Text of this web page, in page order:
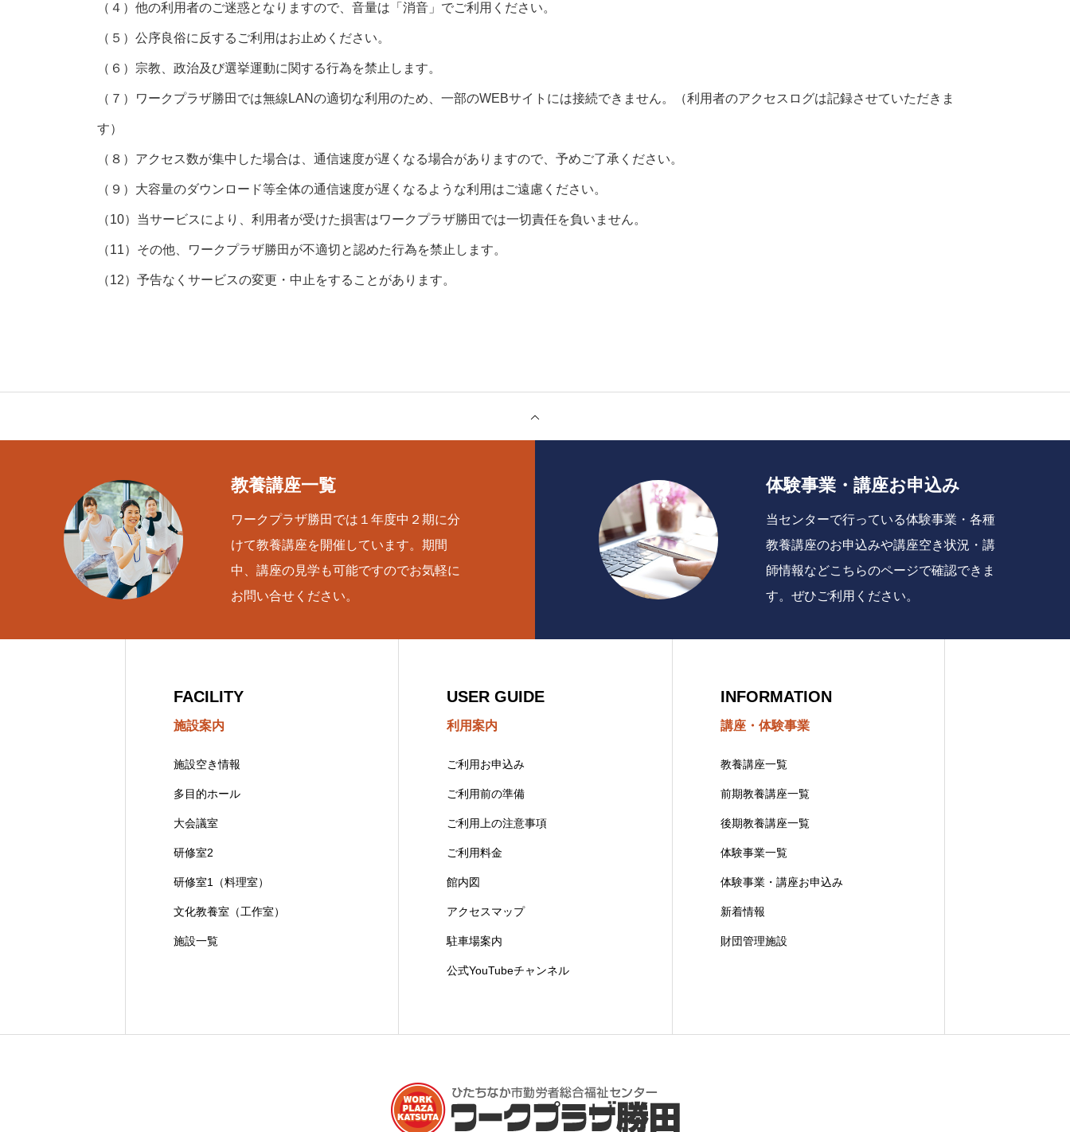
（４）他の利用者のご迷惑となりますので、音量は「消音」でご利用ください。
（５）公序良俗に反するご利用はお止めください。
（６）宗教、政治及び選挙運動に関する行為を禁止します。
（７）ワークプラザ勝田では無線LANの適切な利用のため、一部のWEBサイトには接続できません。（利用者のアクセスログは記録させていただきま
す）
（８）アクセス数が集中した場合は、通信速度が遅くなる場合がありますので、予めご了承ください。
（９）大容量のダウンロード等全体の通信速度が遅くなるような利用はご遠慮ください。
（10）当サービスにより、利用者が受けた損害はワークプラザ勝田では一切責任を負いません。
（11）その他、ワークプラザ勝田が不適切と認めた行為を禁止します。
（12）予告なくサービスの変更・中止をすることがあります。
教養講座一覧
ワークプラザ勝田では１年度中２期に分
けて教養講座を開催しています。期間
中、講座の見学も可能ですのでお気軽に
お問い合せください。
体験事業・講座お申込み
当センターで行っている体験事業・各種
教養講座のお申込みや講座空き状況・講
師情報などこちらのページで確認できま
す。ぜひご利用ください。
FACILITY
施設案内
施設空き情報
多目的ホール
大会議室
研修室2
研修室1（料理室）
文化教養室（工作室）
施設一覧
USER GUIDE
利用案内
ご利用お申込み
ご利用前の準備
ご利用上の注意事項
ご利用料金
館内図
アクセスマップ
駐車場案内
公式YouTubeチャンネル
INFORMATION
講座・体験事業
教養講座一覧
前期教養講座一覧
後期教養講座一覧
体験事業一覧
体験事業・講座お申込み
新着情報
財団管理施設